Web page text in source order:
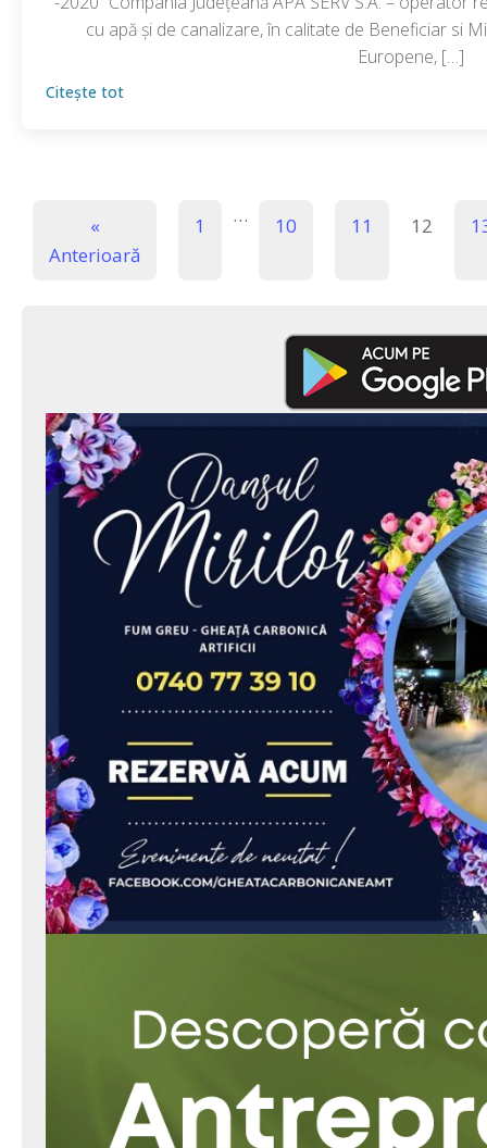
cu apă şi de canalizare, în calitate de Beneficiar si
Europene, […]
Citește tot
«
Anterioară
1 … 10 11 12